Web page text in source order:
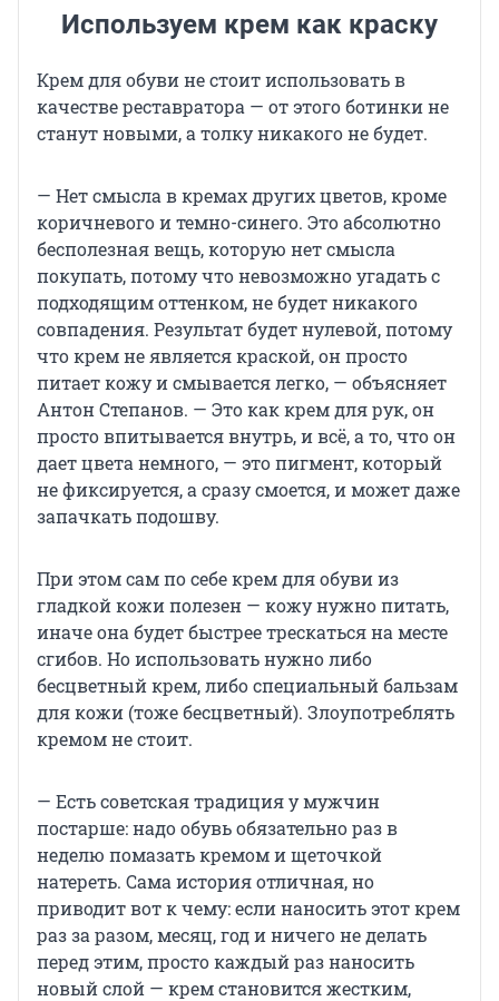
Используем крем как краску
Крем для обуви не стоит использовать в
качестве реставратора — от этого ботинки не
станут новыми, а толку никакого не будет.
— Нет смысла в кремах других цветов, кроме
коричневого и темно-синего. Это абсолютно
бесполезная вещь, которую нет смысла
покупать, потому что невозможно угадать с
подходящим оттенком, не будет никакого
совпадения. Результат будет нулевой, потому
что крем не является краской, он просто
питает кожу и смывается легко, — объясняет
Антон Степанов. — Это как крем для рук, он
просто впитывается внутрь, и всё, а то, что он
дает цвета немного, — это пигмент, который
не фиксируется, а сразу смоется, и может даже
запачкать подошву.
При этом сам по себе крем для обуви из
гладкой кожи полезен — кожу нужно питать,
иначе она будет быстрее трескаться на месте
сгибов. Но использовать нужно либо
бесцветный крем, либо специальный бальзам
для кожи (тоже бесцветный). Злоупотреблять
кремом не стоит.
— Есть советская традиция у мужчин
постарше: надо обувь обязательно раз в
неделю помазать кремом и щеточкой
натереть. Сама история отличная, но
приводит вот к чему: если наносить этот крем
раз за разом, месяц, год и ничего не делать
перед этим, просто каждый раз наносить
новый слой — крем становится жестким,